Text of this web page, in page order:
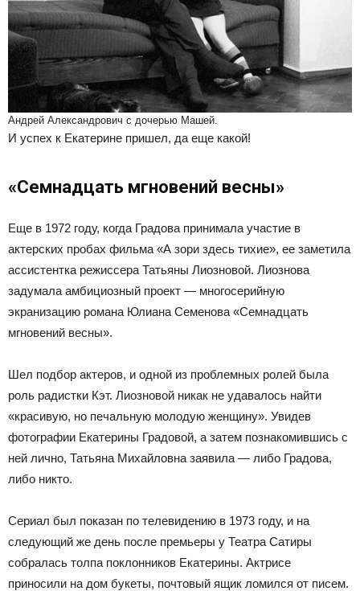
Андрей Александрович с дочерью Машей.
И успех к Екатерине пришел, да еще какой!
«Семнадцать мгновений весны»
Еще в 1972 году, когда Градова принимала участие в
актерских пробах фильма «А зори здесь тихие», ее заметила
ассистентка режиссера Татьяны Лиозновой. Лиознова
задумала амбициозный проект — многосерийную
экранизацию романа Юлиана Семенова «Семнадцать
мгновений весны».
Шел подбор актеров, и одной из проблемных ролей была
роль радистки Кэт. Лиозновой никак не удавалось найти
«красивую, но печальную молодую женщину». Увидев
фотографии Екатерины Градовой, а затем познакомившись с
ней лично, Татьяна Михайловна заявила — либо Градова,
либо никто.
Сериал был показан по телевидению в 1973 году, и на
следующий же день после премьеры у Театра Сатиры
собралась толпа поклонников Екатерины. Актрисе
приносили на дом букеты, почтовый ящик ломился от писем.